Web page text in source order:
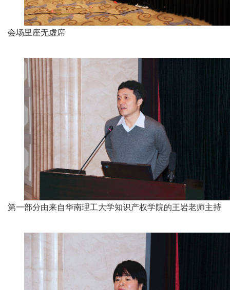
会场里座无虚席
第一部分由来自华南理工大学知识产权学院的王岩老师主持